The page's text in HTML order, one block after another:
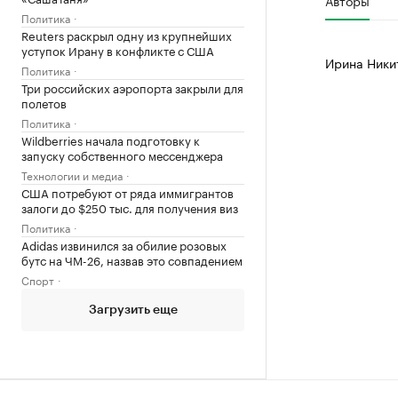
Политика
Reuters раскрыл одну из крупнейших
уступок Ирану в конфликте с США
Политика
Три российских аэропорта закрыли для
полетов
Политика
Wildberries начала подготовку к
запуску собственного мессенджера
Технологии и медиа
США потребуют от ряда иммигрантов
залоги до $250 тыс. для получения виз
Политика
Adidas извинился за обилие розовых
бутс на ЧМ-26, назвав это совпадением
Спорт
Загрузить еще
Ирина